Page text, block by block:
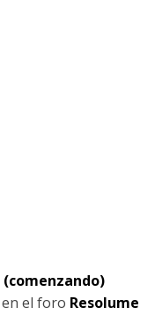
(comenzando)
en el foro Resolume